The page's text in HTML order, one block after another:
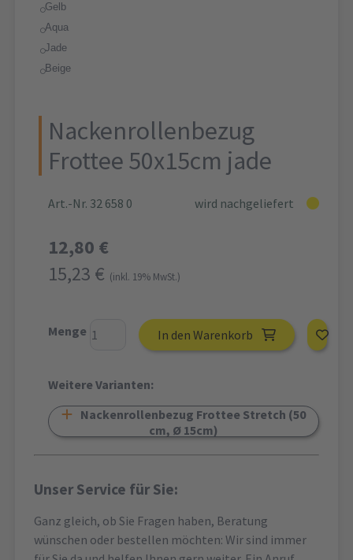
Gelb
Aqua
Jade
Beige
Nackenrollenbezug
Frottee 50x15cm jade
Art.-Nr. 32 658 0 wird nachgeliefert
12,80 €
15,23 € (inkl. 19% MwSt.)
Menge In den Warenkorb
Weitere Varianten:
Nackenrollenbezug Frottee Stretch (50
cm, Ø 15cm)
Unser Service für Sie:
Ganz gleich, ob Sie Fragen haben, Beratung
wünschen oder bestellen möchten: Wir sind immer